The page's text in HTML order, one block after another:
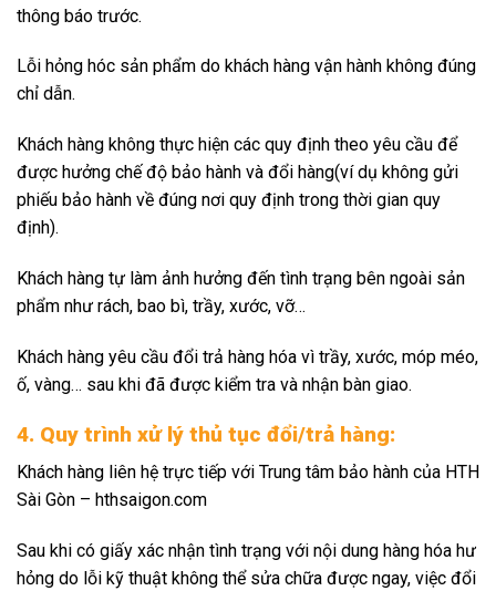
thông báo trước.
Lỗi hỏng hóc sản phẩm do khách hàng vận hành không đúng
chỉ dẫn.
Khách hàng không thực hiện các quy định theo yêu cầu để
được hưởng chế độ bảo hành và đổi hàng(ví dụ không gửi
phiếu bảo hành về đúng nơi quy định trong thời gian quy
định).
Khách hàng tự làm ảnh hưởng đến tình trạng bên ngoài sản
phẩm như rách, bao bì, trầy, xước, vỡ…
Khách hàng yêu cầu đổi trả hàng hóa vì trầy, xước, móp méo,
ố, vàng… sau khi đã được kiểm tra và nhận bàn giao.
4. Quy trình xử lý thủ tục đổi/trả hàng:
Khách hàng liên hệ trực tiếp với Trung tâm bảo hành của HTH
Sài Gòn – hthsaigon.com
Sau khi có giấy xác nhận tình trạng với nội dung hàng hóa hư
hỏng do lỗi kỹ thuật không thể sửa chữa được ngay, việc đổi